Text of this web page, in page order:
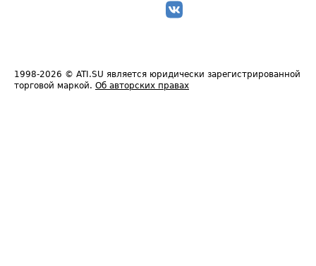
1998-2026 © ATI.SU является юридически зарегистрированной
торговой маркой. Об авторских правах